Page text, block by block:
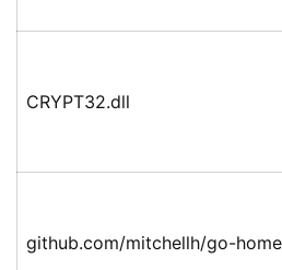
CRYPT32.dll
github.com/mitchellh/go-